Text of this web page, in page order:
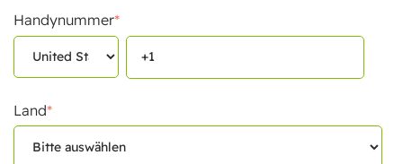
Handynummer*
Land*